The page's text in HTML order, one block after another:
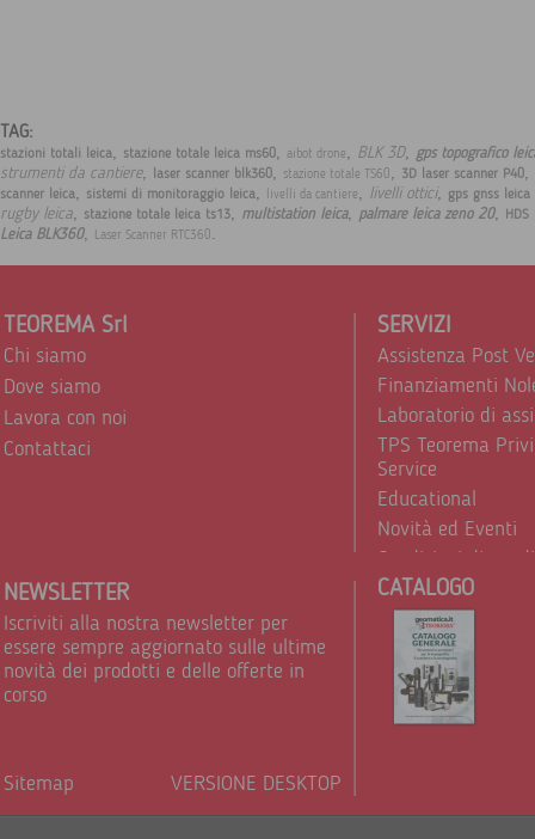
TAG:
stazioni totali leica, stazione totale leica ms60, aibot drone, BLK 3D, gps topografico
strumenti da cantiere, laser scanner blk360, stazione totale TS60, 3D laser scanner P40,
scanner leica, sistemi di monitoraggio leica, livelli da cantiere, livelli ottici, gps gnss leica
rugby leica, stazione totale leica ts13, multistation leica, palmare leica zeno 20, HDS
Leica BLK360, Laser Scanner RTC360.
TEOREMA Srl
Chi siamo
Dove siamo
Lavora con noi
Contattaci
SERVIZI
Assistenza Post
Finanziamenti
Laboratorio di
TPS Teorema
Service
Educational
Novità ed Eventi
Condizioni di
Trattamento dei
NEWSLETTER
Iscriviti alla nostra newsletter per
essere sempre aggiornato sulle ultime
novità dei prodotti e delle offerte in
corso
Sitemap VERSIONE DESKTOP
CATALOGO